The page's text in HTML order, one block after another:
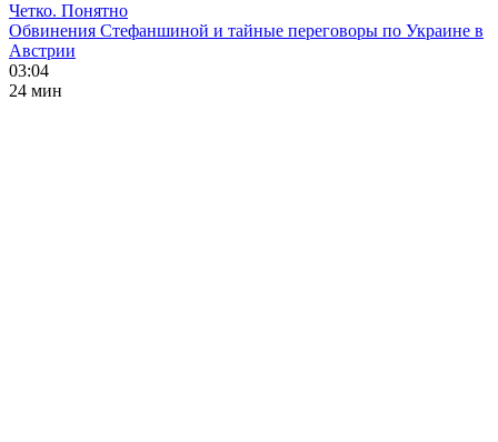
Четко. Понятно
Обвинения Стефаншиной и тайные переговоры по Украине в
Австрии
03:04
24 мин